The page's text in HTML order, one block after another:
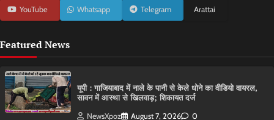
YouTube Whatsapp Telegram Arattai
Featured News
यूपी : गाजियाबाद में नाले के पानी से केले धोने का वीडियो वायरल,
सावन में आस्था से खिलवाड़; शिकायत दर्ज
NewsXpoz August 7, 2026 0